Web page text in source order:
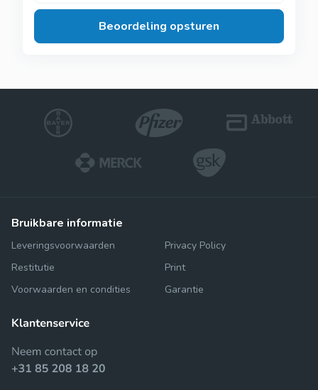
Beoordeling opsturen
bruikbare informatie
Leveringsvoorwaarden
Restitutie
Voorwaarden en condities
Privacy Policy
Print
Garantie